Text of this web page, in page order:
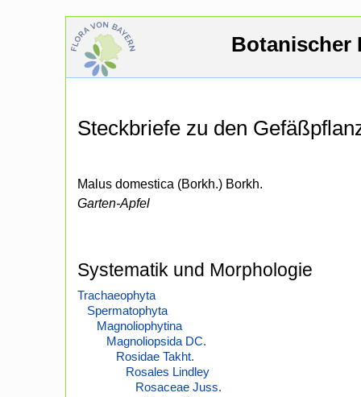
Botanischer
Steckbriefe zu den
Malus domestica (Borkh.) Borkh.
Garten-Apfel
Systematik und Morphologie
Trachaeophyta
Spermatophyta
Magnoliophytina
Magnoliopsida DC.
Rosidae Takht.
Rosales Lindley
Rosaceae Juss.